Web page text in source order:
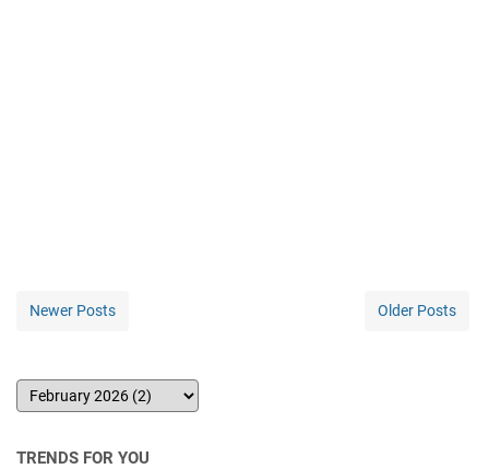
Newer Posts Older Posts
TRENDS FOR YOU